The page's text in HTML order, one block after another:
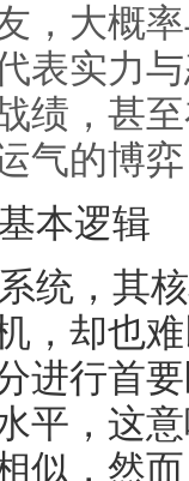
，大概
表实力
绩，甚
气的博弈
本逻辑
统，其
，却也
进行首
平，这
似，然